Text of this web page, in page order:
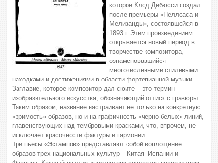
которое Клод Дебюсси создал
после премьеры «Пеллеаса и
Мелизанды», состоявшейся в
1893 г. Этим произведением
открывается новый период в
творчестве композитора,
ознаменовавшийся
многочисленными стилевыми
находками и достижениями в области фортепианной музыки.
Заглавие, которое композитор дал сюите – это термин
изобразительного искусства, обозначающий оттиск с гравюры.
Таким образом, название настраивает не только на конкретную
«зримость» образов, но и на графичность «черно-белых» линий,
главенствующих над тембровыми красками, что, впрочем, не
исключает красочности фактуры и гармонии.
Три пьесы «Эстампов» представляют собой воплощение
образов трех национальных культур – Китая, Испании и